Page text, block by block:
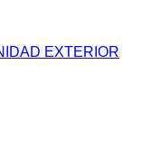
EXTERIOR